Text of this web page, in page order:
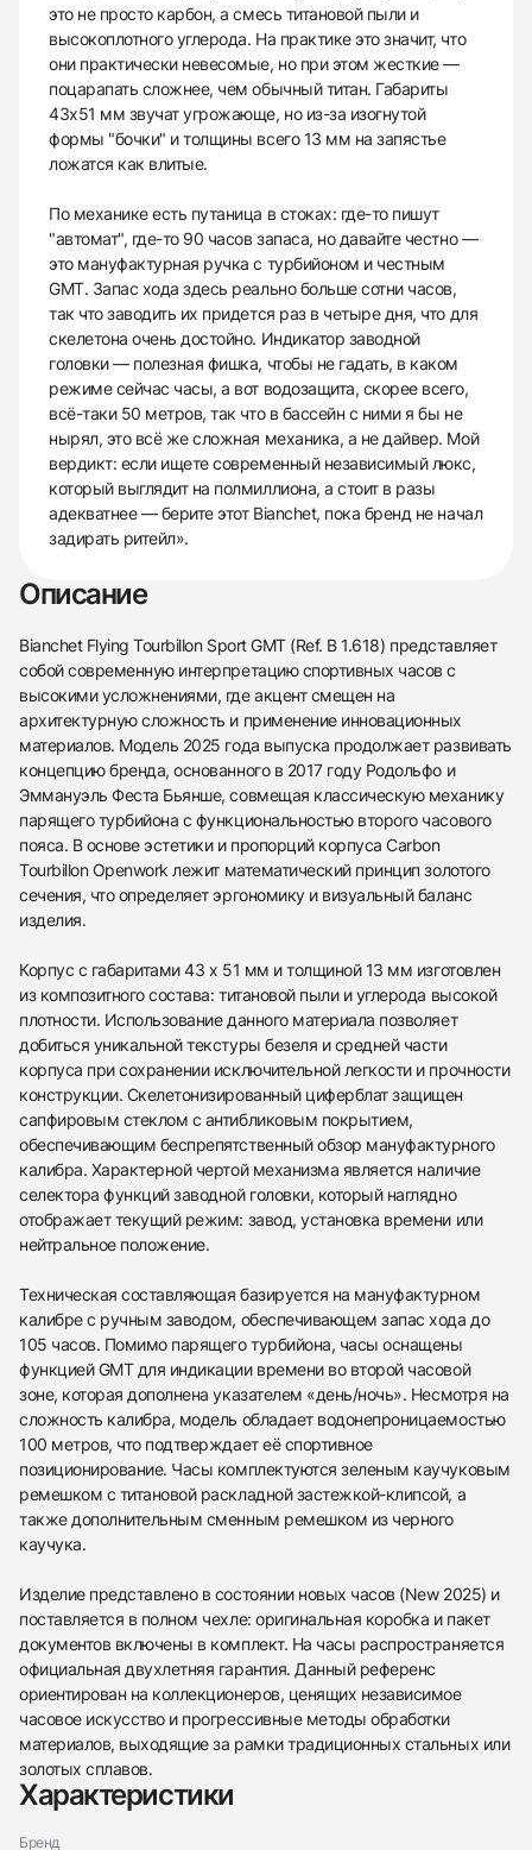
438
285
145
142
205
204
195
150
это не просто карбон, а смесь титановой пыли и
высокоплотного углерода. На практике это значит, что
они практически невесомые, но при этом жесткие —
поцарапать сложнее, чем обычный титан. Габариты
43х51 мм звучат угрожающе, но из-за изогнутой
формы "бочки" и толщины всего 13 мм на запястье
ложатся как влитые.
По механике есть путаница в стоках: где-то пишут
"автомат", где-то 90 часов запаса, но давайте честно —
это мануфактурная ручка с турбийоном и честным
GMT. Запас хода здесь реально больше сотни часов,
так что заводить их придется раз в четыре дня, что для
скелетона очень достойно. Индикатор заводной
головки — полезная фишка, чтобы не гадать, в каком
режиме сейчас часы, а вот водозащита, скорее всего,
всё-таки 50 метров, так что в бассейн с ними я бы не
нырял, это всё же сложная механика, а не дайвер. Мой
вердикт: если ищете современный независимый люкс,
который выглядит на полмиллиона, а стоит в разы
адекватнее — берите этот Bianchet, пока бренд не начал
задирать ритейл».
Описание
Bianchet Flying Tourbillon Sport GMT (Ref. B 1.618) представляет
собой современную интерпретацию спортивных часов с
высокими усложнениями, где акцент смещен на
архитектурную сложность и применение инновационных
материалов. Модель 2025 года выпуска продолжает развивать
концепцию бренда, основанного в 2017 году Родольфо и
Эммануэль Феста Бьянше, совмещая классическую механику
парящего турбийона с функциональностью второго часового
пояса. В основе эстетики и пропорций корпуса Carbon
Tourbillon Openwork лежит математический принцип золотого
сечения, что определяет эргономику и визуальный баланс
изделия.
Корпус с габаритами 43 x 51 мм и толщиной 13 мм изготовлен
из композитного состава: титановой пыли и углерода высокой
плотности. Использование данного материала позволяет
добиться уникальной текстуры безеля и средней части
корпуса при сохранении исключительной легкости и прочности
конструкции. Скелетонизированный циферблат защищен
сапфировым стеклом с антибликовым покрытием,
обеспечивающим беспрепятственный обзор мануфактурного
калибра. Характерной чертой механизма является наличие
селектора функций заводной головки, который наглядно
отображает текущий режим: завод, установка времени или
нейтральное положение.
Техническая составляющая базируется на мануфактурном
калибре с ручным заводом, обеспечивающем запас хода до
105 часов. Помимо парящего турбийона, часы оснащены
функцией GMT для индикации времени во второй часовой
зоне, которая дополнена указателем «день/ночь». Несмотря на
сложность калибра, модель обладает водонепроницаемостью
100 метров, что подтверждает её спортивное
позиционирование. Часы комплектуются зеленым каучуковым
ремешком с титановой раскладной застежкой-клипсой, а
также дополнительным сменным ремешком из черного
каучука.
Изделие представлено в состоянии новых часов (New 2025) и
поставляется в полном чехле: оригинальная коробка и пакет
документов включены в комплект. На часы распространяется
официальная двухлетняя гарантия. Данный референс
ориентирован на коллекционеров, ценящих независимое
часовое искусство и прогрессивные методы обработки
материалов, выходящие за рамки традиционных стальных или
золотых сплавов.
Характеристики
Бренд
Заказать эти часы
Оставьте ваши контактные данные и мы свяжемся
с вами
Bianchet
Flying Tourbillon Sport Gmt
Трейд-ин часов
Оставьте ваши контактные данные и мы свяжемся
с вами
Bianchet
Flying Tourbillon Sport Gmt
НовыеКоробка + Документы
$69,550